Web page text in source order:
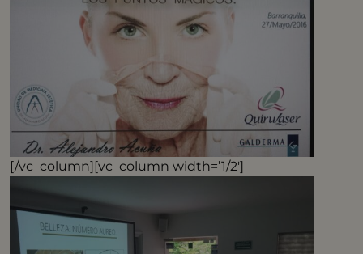
[/vc_column][vc_column width=’1/2′]